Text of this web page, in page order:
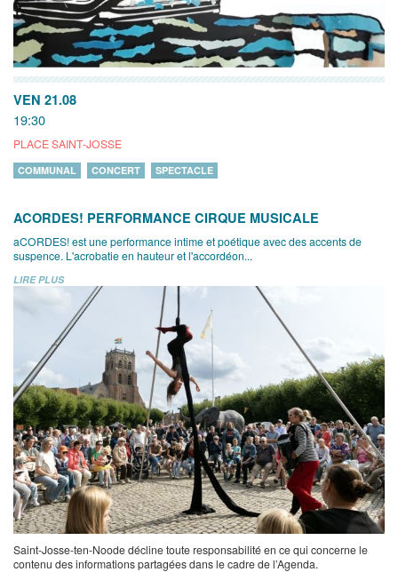
VEN 21.08
19:30
PLACE SAINT-JOSSE
COMMUNAL CONCERT SPECTACLE
ACORDES! PERFORMANCE CIRQUE MUSICALE
aCORDES! est une performance intime et poétique avec des accents de
suspence. L'acrobatie en hauteur et l'accordéon...
LIRE PLUS
Saint-Josse-ten-Noode décline toute responsabilité en ce qui concerne le
contenu des informations partagées dans le cadre de l’Agenda.